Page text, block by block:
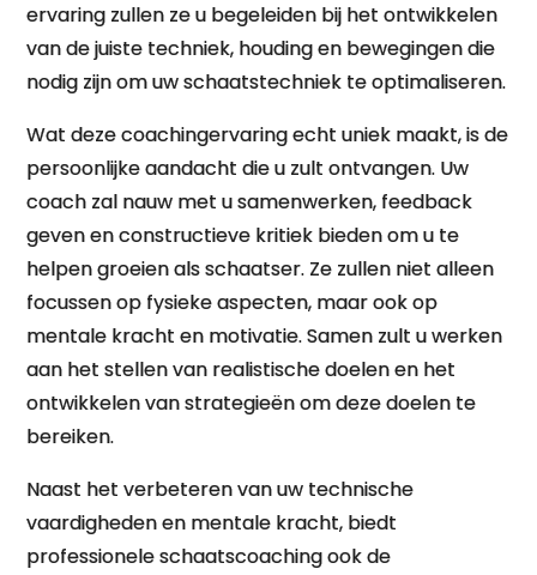
ervaring zullen ze u begeleiden bij het ontwikkelen
van de juiste techniek, houding en bewegingen die
nodig zijn om uw schaatstechniek te optimaliseren.
Wat deze coachingervaring echt uniek maakt, is de
persoonlijke aandacht die u zult ontvangen. Uw
coach zal nauw met u samenwerken, feedback
geven en constructieve kritiek bieden om u te
helpen groeien als schaatser. Ze zullen niet alleen
focussen op fysieke aspecten, maar ook op
mentale kracht en motivatie. Samen zult u werken
aan het stellen van realistische doelen en het
ontwikkelen van strategieën om deze doelen te
bereiken.
Naast het verbeteren van uw technische
vaardigheden en mentale kracht, biedt
professionele schaatscoaching ook de